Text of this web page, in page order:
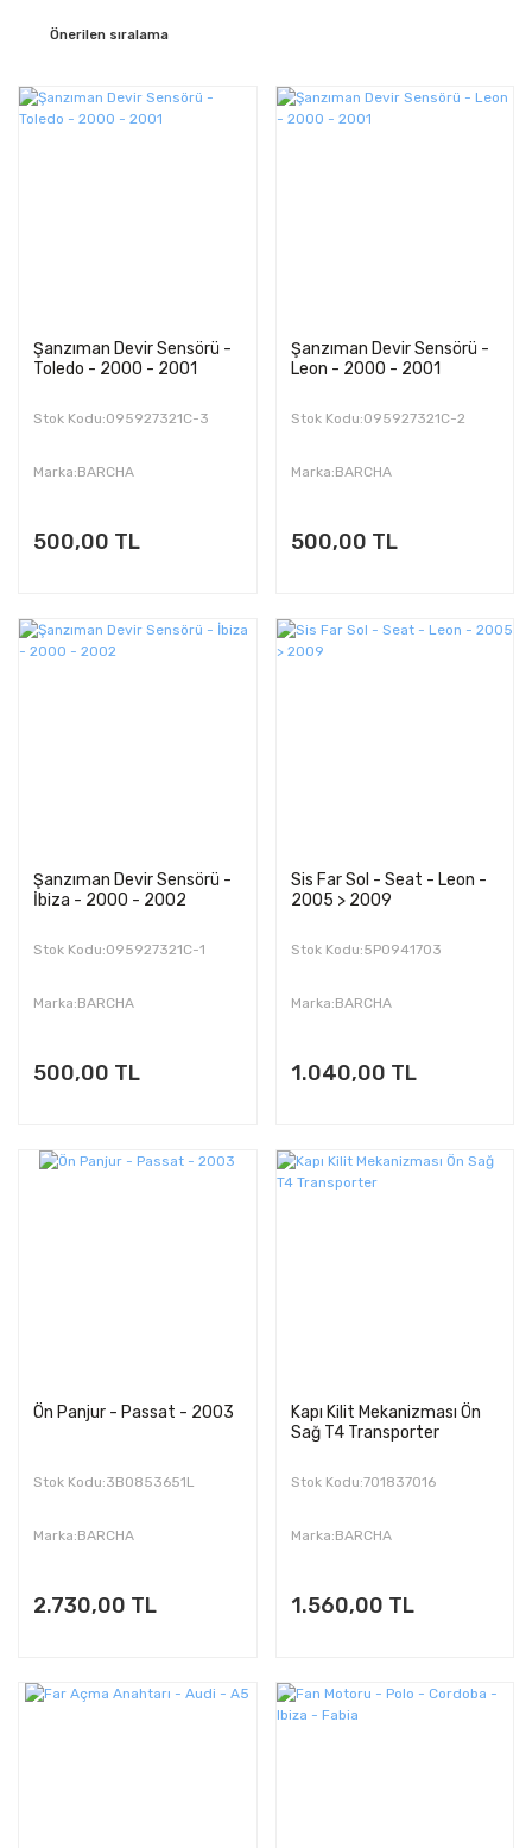
Şanzıman Devir Sensörü -
Toledo - 2000 - 2001
Stok Kodu:095927321C-3
Marka:BARCHA
500,00 TL
Şanzıman Devir Sensörü -
Leon - 2000 - 2001
Stok Kodu:095927321C-2
Marka:BARCHA
500,00 TL
Şanzıman Devir Sensörü -
İbiza - 2000 - 2002
Stok Kodu:095927321C-1
Marka:BARCHA
500,00 TL
Sis Far Sol - Seat - Leon -
2005 > 2009
Stok Kodu:5P0941703
Marka:BARCHA
1.040,00 TL
Ön Panjur - Passat - 2003
Stok Kodu:3B0853651L
Marka:BARCHA
2.730,00 TL
Kapı Kilit Mekanizması Ön
Sağ T4 Transporter
Stok Kodu:701837016
Marka:BARCHA
1.560,00 TL